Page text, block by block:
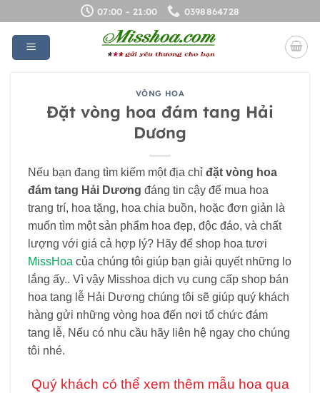
qua
dung
07:00 - 21:00 0398864728
VÒNG HOA
Đặt vòng hoa đám tang Hải
Dương
Nếu bạn đang tìm kiếm một địa chỉ đặt vòng hoa
đám tang Hải Dương đáng tin cậy để mua hoa
trang trí, hoa tặng, hoa chia buồn, hoặc đơn giản là
muốn tìm một sản phẩm hoa đẹp, độc đáo, và chất
lượng với giá cả hợp lý? Hãy để shop hoa tươi
MissHoa của chúng tôi giúp bạn giải quyết những lo
lắng ấy.. Vì vậy Misshoa dịch vụ cung cấp shop bán
hoa tang lễ Hải Dương chúng tôi sẽ giúp quý khách
hàng gửi những vòng hoa đến nơi tổ chức đám
tang lễ, Nếu có nhu cầu hãy liên hệ ngay cho chúng
tôi nhé.
Quý khách có thể xem thêm mẫu hoa qua